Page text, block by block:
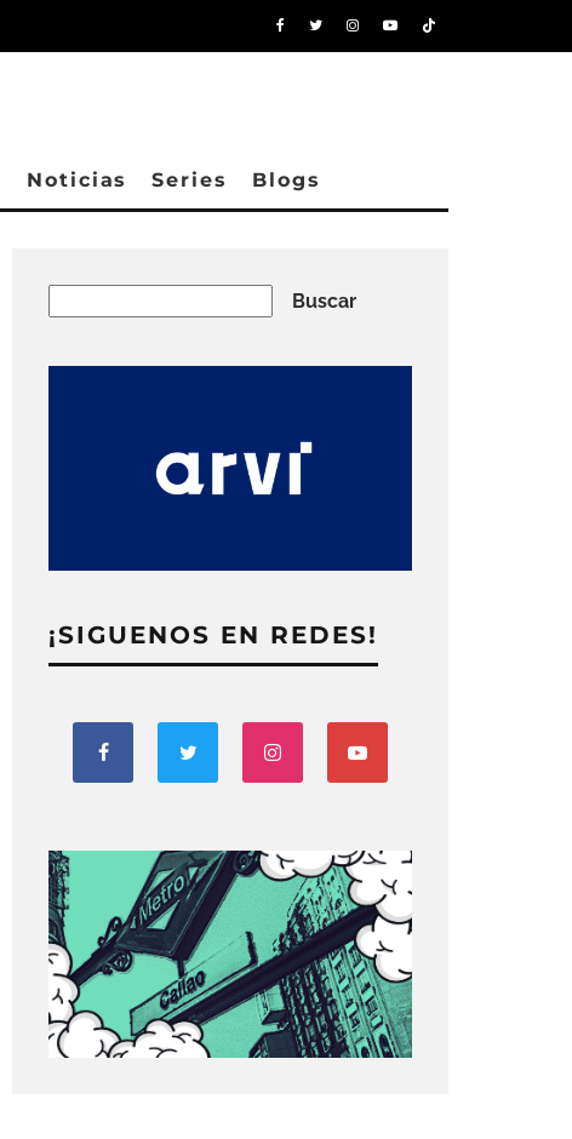
Noticias Series Blogs
Buscar
¡SIGUENOS EN REDES!